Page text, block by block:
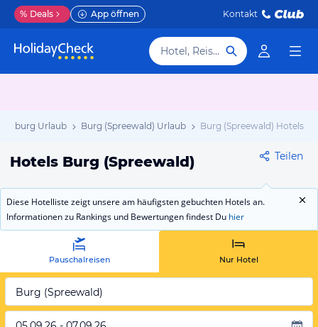
% Deals App öffnen Kontakt
Hotel, Reiseziel
Urlaub Burg (Spreewald) Urlaub Burg (Spreewald) Hotels
Hotels Burg (Spreewald) Teilen
Diese Hotelliste zeigt unsere am häufigsten gebuchten Hotels an.
Informationen zu Rankings und Bewertungen findest Du hier
Pauschalreisen Nur Hotel
Burg (Spreewald)